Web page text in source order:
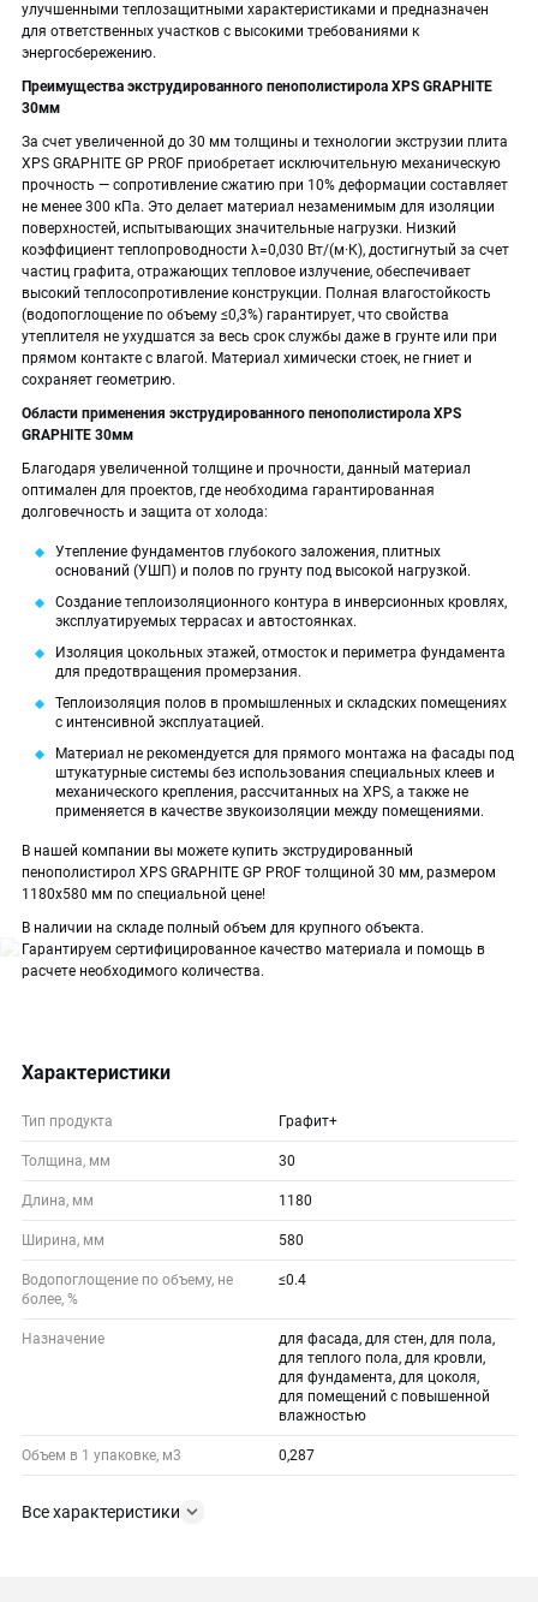
улучшенными теплозащитными характеристиками и предназначен
для ответственных участков с высокими требованиями к
энергосбережению.
Преимущества экструдированного пенополистирола XPS GRAPHITE
30мм
За счет увеличенной до 30 мм толщины и технологии экструзии плита
XPS GRAPHITE GP PROF приобретает исключительную механическую
прочность — сопротивление сжатию при 10% деформации составляет
не менее 300 кПа. Это делает материал незаменимым для изоляции
поверхностей, испытывающих значительные нагрузки. Низкий
коэффициент теплопроводности λ=0,030 Вт/(м·К), достигнутый за счет
частиц графита, отражающих тепловое излучение, обеспечивает
высокий теплосопротивление конструкции. Полная влагостойкость
(водопоглощение по объему ≤0,3%) гарантирует, что свойства
утеплителя не ухудшатся за весь срок службы даже в грунте или при
прямом контакте с влагой. Материал химически стоек, не гниет и
сохраняет геометрию.
Области применения экструдированного пенополистирола XPS
GRAPHITE 30мм
Благодаря увеличенной толщине и прочности, данный материал
оптимален для проектов, где необходима гарантированная
долговечность и защита от холода:
Утепление фундаментов глубокого заложения, плитных
оснований (УШП) и полов по грунту под высокой нагрузкой.
Создание теплоизоляционного контура в инверсионных кровлях,
эксплуатируемых террасах и автостоянках.
Изоляция цокольных этажей, отмосток и периметра фундамента
для предотвращения промерзания.
Теплоизоляция полов в промышленных и складских помещениях
с интенсивной эксплуатацией.
Материал не рекомендуется для прямого монтажа на фасады под
штукатурные системы без использования специальных клеев и
механического крепления, рассчитанных на XPS, а также не
применяется в качестве звукоизоляции между помещениями.
В нашей компании вы можете купить экструдированный
пенополистирол XPS GRAPHITE GP PROF толщиной 30 мм, размером
1180х580 мм по специальной цене!
В наличии на складе полный объем для крупного объекта.
Гарантируем сертифицированное качество материала и помощь в
расчете необходимого количества.
Характеристики
Тип продукта Графит+
Толщина, мм 30
Длина, мм 1180
Ширина, мм 580
Водопоглощение по объему, не
более, %
≤0.4
Назначение
для фасада, для стен, для пола,
для теплого пола, для кровли,
для фундамента, для цоколя,
для помещений с повышенной
влажностью
Объем в 1 упаковке, м3 0,287
Все характеристики